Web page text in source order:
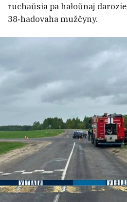
ruchaŭsia pa hałoŭnaj
38‑hadovaha mužčyny.
Štorm narabiŭ biady
Maładziečanskim